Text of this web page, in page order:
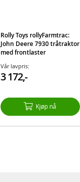
Rolly Toys rollyFarmtrac:
John Deere 7930 tråtraktor
med frontlaster
Vår lavpris:
3 172,-
Kjøp nå